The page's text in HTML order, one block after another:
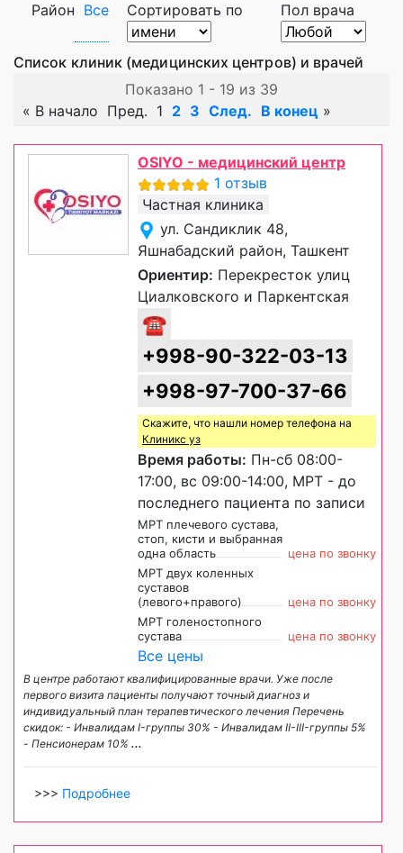
Район Все Сортировать по Пол врача
Список клиник (медицинских центров) и врачей
Показано 1 - 19 из 39
« В начало Пред. 1 2 3 След. В конец »
OSIYO - медицинский центр
1 отзыв
Частная клиника
ул. Сандиклик 48,
Яшнабадский район, Ташкент
Ориентир: Перекресток улиц
Циалковского и Паркентская
☎
+998-90-322-03-13
+998-97-700-37-66
Скажите, что нашли номер телефона на
Клиникс уз
Время работы: Пн-сб 08:00-
17:00, вс 09:00-14:00, МРТ - до
последнего пациента по записи
МРТ плечевого сустава,
стоп, кисти и выбранная
одна область
цена по звонку
МРТ двух коленных
суставов
(левого+правого)
цена по звонку
МРТ голеностопного
сустава
цена по звонку
Все цены
В центре работают квалифицированные врачи. Уже после
первого визита пациенты получают точный диагноз и
индивидуальный план терапевтического лечения Перечень
скидок: - Инвалидам I-группы 30% - Инвалидам II-III-группы 5%
- Пенсионерам 10% ...
>>> Подробнее